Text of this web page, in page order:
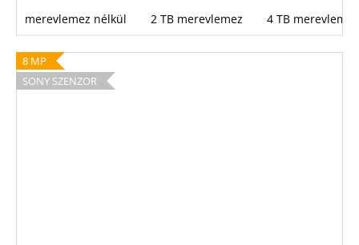
merevlemez nélkül 2 TB merevlemez 4 TB merevlemez
8 MP
SONY SZENZOR